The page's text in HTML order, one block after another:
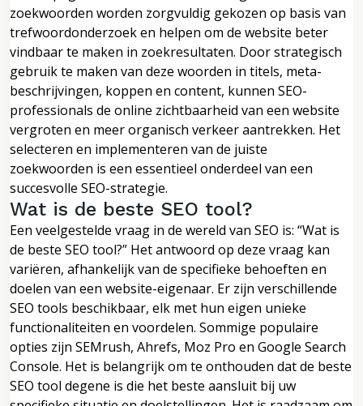
zoekwoorden worden zorgvuldig gekozen op basis van
trefwoordonderzoek en helpen om de website beter
vindbaar te maken in zoekresultaten. Door strategisch
gebruik te maken van deze woorden in titels, meta-
beschrijvingen, koppen en content, kunnen SEO-
professionals de online zichtbaarheid van een website
vergroten en meer organisch verkeer aantrekken. Het
selecteren en implementeren van de juiste
zoekwoorden is een essentieel onderdeel van een
succesvolle SEO-strategie.
Wat is de beste SEO tool?
Een veelgestelde vraag in de wereld van SEO is: “Wat is
de beste SEO tool?” Het antwoord op deze vraag kan
variëren, afhankelijk van de specifieke behoeften en
doelen van een website-eigenaar. Er zijn verschillende
SEO tools beschikbaar, elk met hun eigen unieke
functionaliteiten en voordelen. Sommige populaire
opties zijn SEMrush, Ahrefs, Moz Pro en Google Search
Console. Het is belangrijk om te onthouden dat de beste
SEO tool degene is die het beste aansluit bij uw